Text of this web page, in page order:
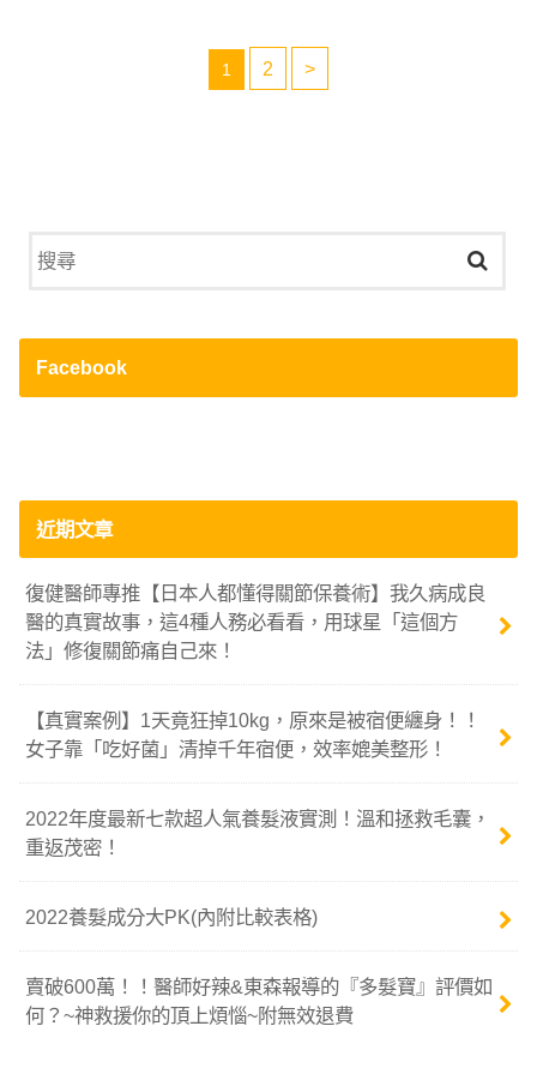
1 2 >
Facebook
近期文章
復健醫師專推【日本人都懂得關節保養術】我久病成良
醫的真實故事，這4種人務必看看，用球星「這個方
法」修復關節痛自己來！
【真實案例】1天竟狂掉10kg，原來是被宿便纏身！！
女子靠「吃好菌」清掉千年宿便，效率媲美整形！
2022年度最新七款超人氣養髮液實測！溫和拯救毛囊，
重返茂密！
2022養髮成分大PK(內附比較表格)
賣破600萬！！醫師好辣&東森報導的『多髮寶』評價如
何？~神救援你的頂上煩惱~附無效退費